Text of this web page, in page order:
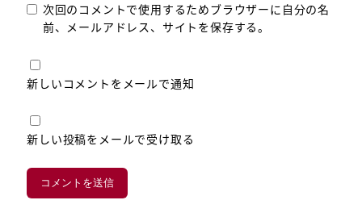
次回のコメントで使用するためブラウザーに自分の名
前、メールアドレス、サイトを保存する。
新しいコメントをメールで通知
新しい投稿をメールで受け取る